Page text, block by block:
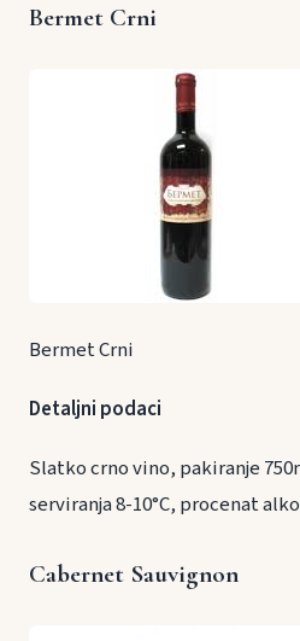
Bermet Crni
Bermet Crni
Detaljni podaci
Slatko crno vino, pakiranje
serviranja 8-10°C, procenat
Cabernet Sauvignon